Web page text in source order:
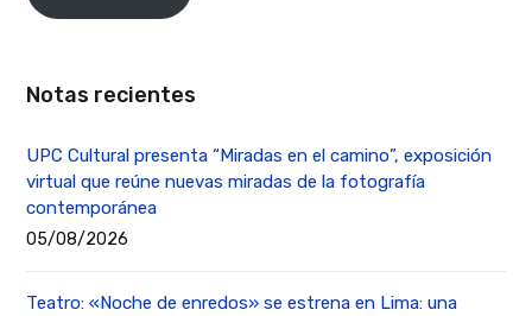
Notas recientes
UPC Cultural presenta “Miradas en el camino”, exposición
virtual que reúne nuevas miradas de la fotografía
contemporánea
05/08/2026
Teatro: «Noche de enredos» se estrena en Lima: una